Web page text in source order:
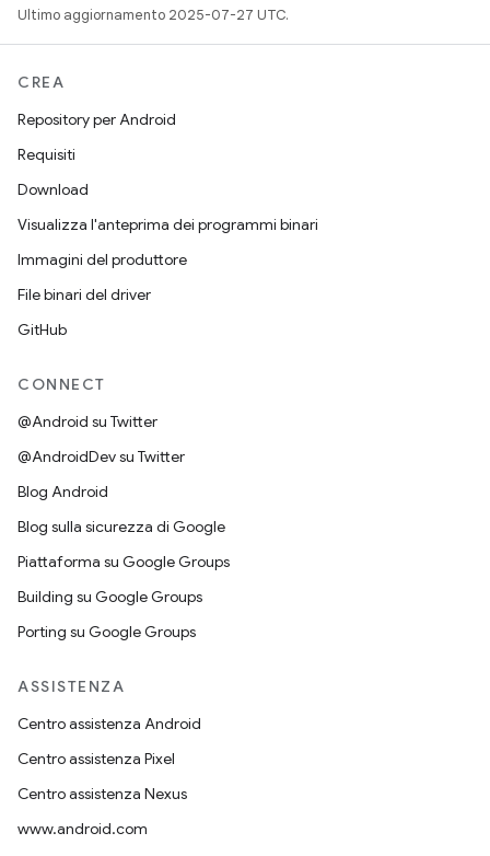
Ultimo aggiornamento 2025-07-27 UTC.
CREA
Repository per Android
Requisiti
Download
Visualizza l'anteprima dei programmi binari
Immagini del produttore
File binari del driver
GitHub
CONNECT
@Android su Twitter
@AndroidDev su Twitter
Blog Android
Blog sulla sicurezza di Google
Piattaforma su Google Groups
Building su Google Groups
Porting su Google Groups
ASSISTENZA
Centro assistenza Android
Centro assistenza Pixel
Centro assistenza Nexus
www.android.com